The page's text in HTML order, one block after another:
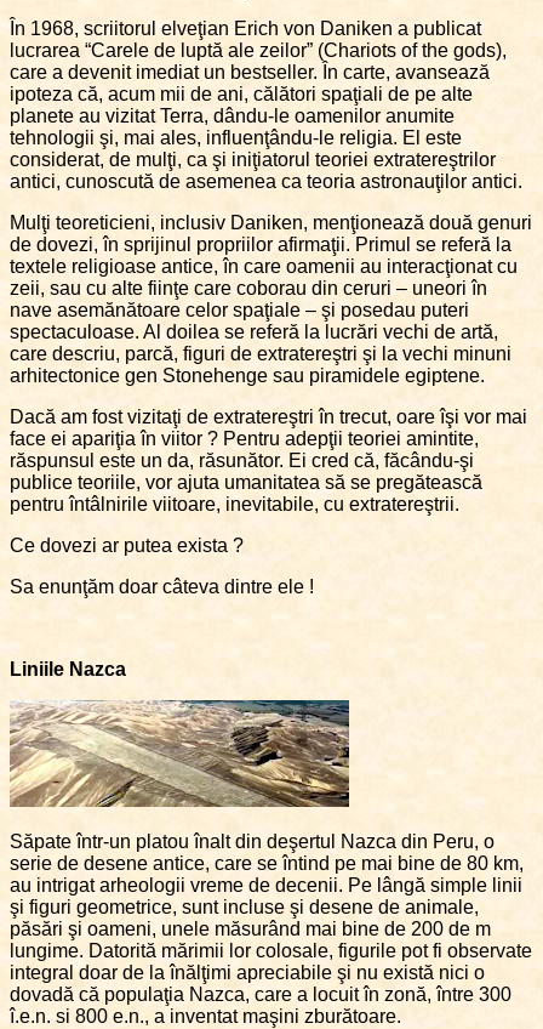
În 1968, scriitorul elveţian Erich von Daniken a publicat
lucrarea “Carele de luptă ale zeilor” (Chariots of the gods),
care a devenit imediat un bestseller. În carte, avansează
ipoteza că, acum mii de ani, călători spaţiali de pe alte
planete au vizitat Terra, dându-le oamenilor anumite
tehnologii şi, mai ales, influenţându-le religia. El este
considerat, de mulţi, ca şi iniţiatorul teoriei extratereştrilor
antici, cunoscută de asemenea ca teoria astronauţilor antici.
Mulţi teoreticieni, inclusiv Daniken, menţionează două genuri
de dovezi, în sprijinul propriilor afirmaţii. Primul se referă la
textele religioase antice, în care oamenii au interacţionat cu
zeii, sau cu alte fiinţe care coborau din ceruri – uneori în
nave asemănătoare celor spaţiale – şi posedau puteri
spectaculoase. Al doilea se referă la lucrări vechi de artă,
care descriu, parcă, figuri de extratereştri şi la vechi minuni
arhitectonice gen Stonehenge sau piramidele egiptene.
Dacă am fost vizitaţi de extratereştri în trecut, oare îşi vor mai
face ei apariţia în viitor ? Pentru adepţii teoriei amintite,
răspunsul este un da, răsunător. Ei cred că, făcându-şi
publice teoriile, vor ajuta umanitatea să se pregătească
pentru întâlnirile viitoare, inevitabile, cu extratereştrii.
Ce dovezi ar putea exista ?
Sa enunţăm doar câteva dintre ele !
Liniile Nazca
Săpate într-un platou înalt din deşertul Nazca din Peru, o
serie de desene antice, care se întind pe mai bine de 80 km,
au intrigat arheologii vreme de decenii. Pe lângă simple linii
şi figuri geometrice, sunt incluse şi desene de animale,
păsări şi oameni, unele măsurând mai bine de 200 de m
lungime. Datorită mărimii lor colosale, figurile pot fi observate
integral doar de la înălţimi apreciabile şi nu există nici o
dovadă că populaţia Nazca, care a locuit în zonă, între 300
î.e.n. si 800 e.n., a inventat maşini zburătoare.